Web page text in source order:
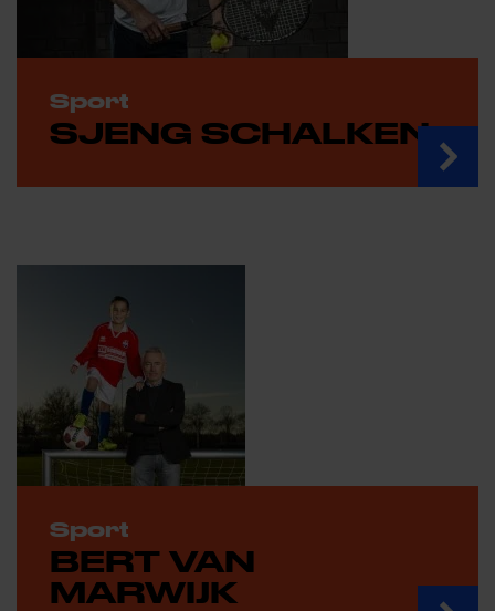
Sport
SJENG SCHALKEN
Sport
BERT VAN
MARWIJK